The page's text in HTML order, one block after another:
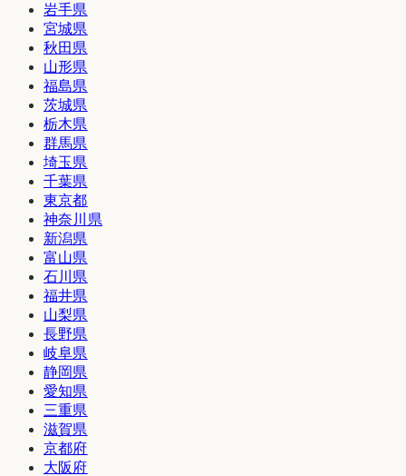
岩手県
宮城県
秋田県
山形県
福島県
茨城県
栃木県
群馬県
埼玉県
千葉県
東京都
神奈川県
新潟県
富山県
石川県
福井県
山梨県
長野県
岐阜県
静岡県
愛知県
三重県
滋賀県
京都府
大阪府